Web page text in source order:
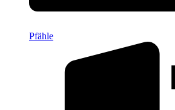
Pfähle